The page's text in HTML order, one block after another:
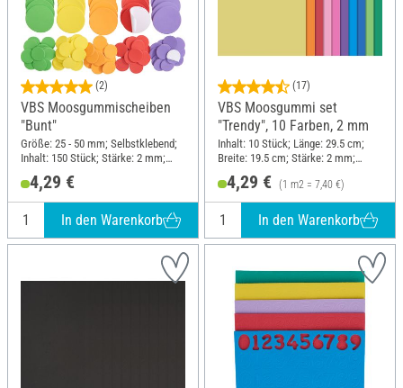
(2)
VBS Moosgummischeiben
"Bunt"
Größe: 25 - 50 mm; Selbstklebend;
Inhalt: 150 Stück; Stärke: 2 mm;
4,29 €
In den Warenkorb
(17)
VBS Moosgummi set
"Trendy", 10 Farben, 2 mm
Inhalt: 10 Stück; Länge: 29.5 cm;
Breite: 19.5 cm; Stärke: 2 mm;
4,29 € (1 m2 = 7,40 €)
In den Warenkorb